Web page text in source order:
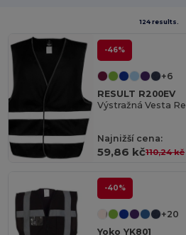
124 results.
-46%
+6
RESULT R200EV
Najnižší cena:
59,86 kč110,24 kč
-40%
+20
Yoko YK801